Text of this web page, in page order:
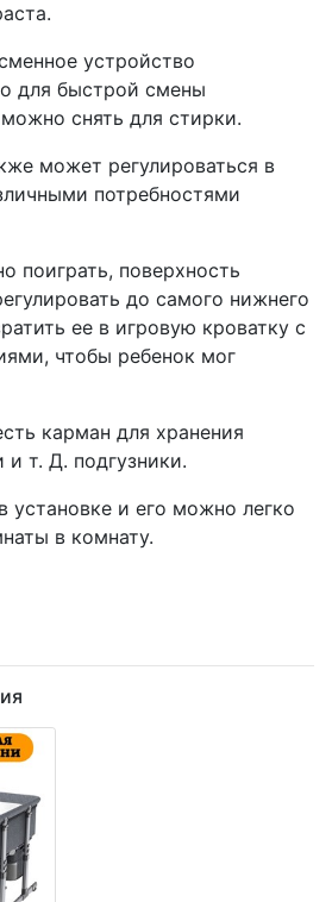
устройство
для быстрой смены
снять для стирки.
может регулироваться в
потребностями
поиграть, поверхность
до самого нижнего
ее в игровую кроватку с
чтобы ребенок мог
карман для хранения
т. Д. подгузники.
установке и его можно легко
в комнату.